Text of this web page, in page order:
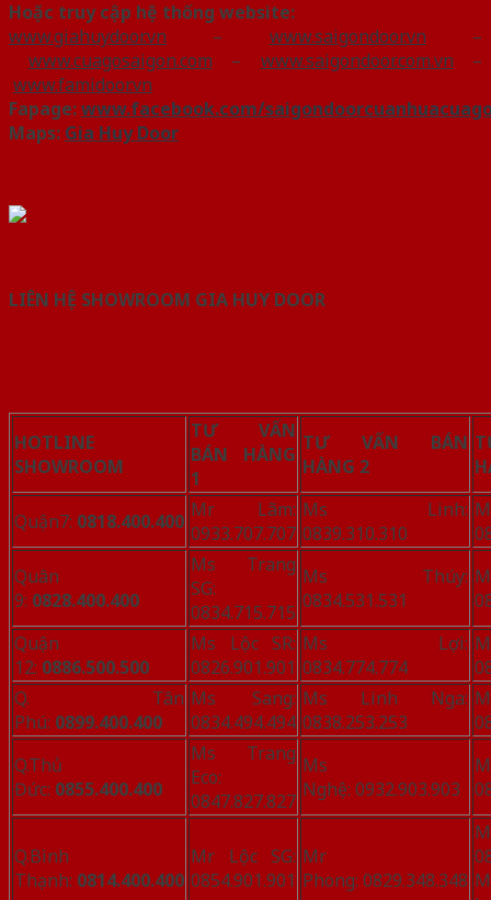
Hoặc truy cập hệ thống website:
www.giahuydoor.vn – www.saigondoor.vn –
www.cuagosaigon.com – www.saigondoor.com.vn –
www.famidoor.vn
Fapage:www.facebook.com/
Maps: Gia Huy Door
LIÊN HỆ SHOWROOM GIA HUY DOOR
HOTLINE
SHOWROOM
TƯ VẤN
BÁN HÀNG
1
TƯ VẤN BÁN
HÀNG 2
Quận7: 0818.400.400 Mr Lãm:
0933.707.707
Ms Linh:
0839.310.310
Quân
9: 0828.400.400
Ms Trang
SG:
0834.715.715
Ms Thúy:
0834.531.531
Quận
12: 0886.500.500
Ms Lộc SR:
0826.901.901
Ms Lợi:
0834.774.774
Q. Tân
Phú: 0899.400.400
Ms Sang:
0834.494.494
Ms Linh Nga:
0838.253.253
Q.Thủ
Đức: 0855.400.400
Ms Trang
Eco:
0847.827.827
Ms
Nghệ: 0932.903.903
Q.Bình
Thạnh: 0814.400.400
Mr Lộc SG:
0854.901.901
Mr
Phong: 0829.348.348